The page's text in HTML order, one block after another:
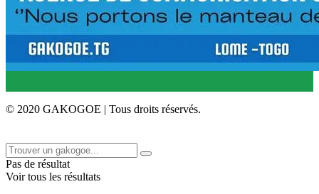
© 2020 GAKOGOE | Tous droits réservés.
Pas de résultat
Voir tous les résultats